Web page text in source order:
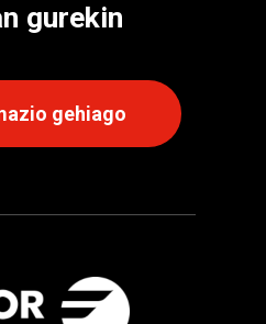
gurekin
gehiago